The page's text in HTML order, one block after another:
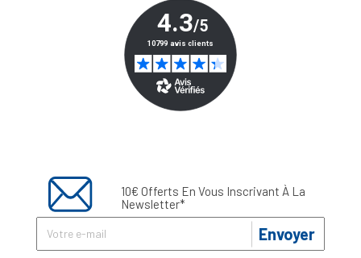
10€ Offerts En Vous Inscrivant À La
Newsletter*
Envoyer